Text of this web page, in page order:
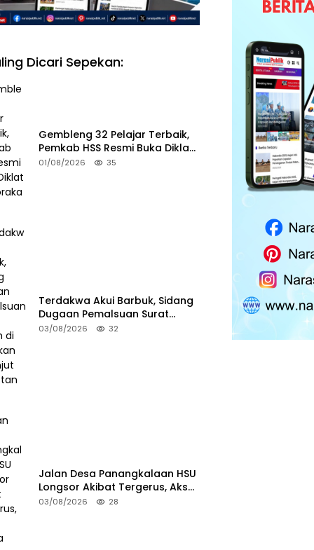
Dicari Sepekan:
Gembleng 32 Pelajar Terbaik,
Pemkab HSS Resmi Buka Diklat
Paskibraka 2026
01/08/2026 35
Terdakwa Akui Barbuk, Sidang
Dugaan Pemalsuan Surat
Tanah di HSS Akan Berlanjut
03/08/2026 32
Jalan Desa Panangkalaan HSU
Longsor Akibat Tergerus, Akses
Warga Putus
03/08/2026 28